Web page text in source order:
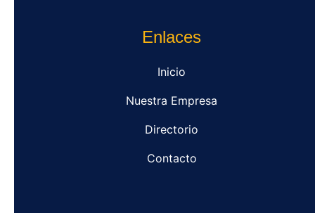
Enlaces
Inicio
Nuestra Empresa
Directorio
Contacto